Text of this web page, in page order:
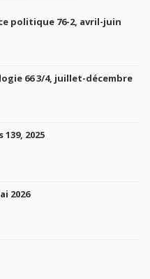
politique 76-2, avril-juin
66 3/4, juillet-décembre
2025
2026